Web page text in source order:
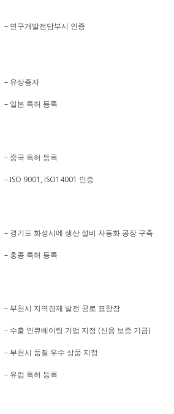
– 연구개발전담부서 인증
– 유상증자
– 일본 특허 등록
– 중국 특허 등록
– ISO 9001, ISO14001 인증
– 경기도 화성시에 생산 설비 자동화 공장 구축
– 홍콩 특허 등록
– 부천시 지역경제 발전 공로 표창장
– 수출 인큐베이팅 기업 지정 (신용 보증 기금)
– 부천시 품질 우수 상품 지정
– 유럽 특허 등록